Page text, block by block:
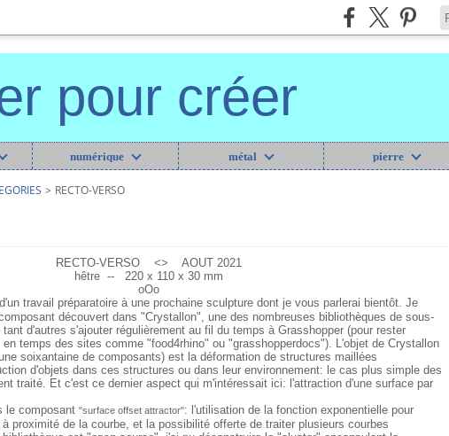
pour créer
numérique métal pierre
> RECTO-VERSO
RECTO-VERSO <> AOUT 2021
hêtre -- 220 x 110 x 30 mm
oOo
travail préparatoire à une prochaine sculpture dont je vous parlerai bientôt. Je
découvert dans "Crystallon", une des nombreuses bibliothèques de sous-
d'autres s'ajouter régulièrement au fil du temps à Grasshopper (pour rester
temps des sites comme "food4rhino" ou "grasshopperdocs"). L'objet de Crystallon
soixantaine de composants) est la déformation de structures maillées
d'objets dans ces structures ou dans leur environnement: le cas plus simple des
traité. Et c'est ce dernier aspect qui m'intéressait ici: l'attraction d'une surface par
le composant "surface offset attractor": l'utilisation de la fonction exponentielle pour
proximité de la courbe, et la possibilité offerte de traiter plusieurs courbes